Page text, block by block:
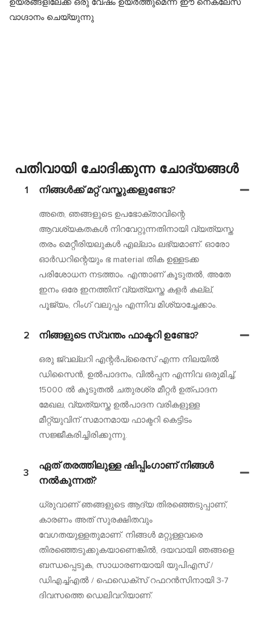
ഉയരങ്ങളിലേക്ക് ഒരു വേഷം ഉയർത്തുമെന്ന് ഈ നെക്ലേസ്
വാഗ്ദാനം ചെയ്യുന്നു
പതിവായി ചോദിക്കുന്ന ചോദ്യങ്ങൾ
1 നിങ്ങൾക്ക് മറ്റ് വസ്തുക്കളുണ്ടോ?
അതെ, ഞങ്ങളുടെ ഉപഭോക്താവിന്റെ
ആവശ്യകതകൾ നിറവേറ്റുന്നതിനായി വ്യത്യസ്ത
തരം മെറ്റീരിയലുകൾ എല്ലാം ലഭ്യമാണ്. ഓരോ
ഓർഡറിന്റെയും ഭ material തിക ഉള്ളടക്ക
പരിശോധന നടത്താം. എന്താണ് കൂടുതൽ, അതേ
ഇനം ഒരേ ഇനത്തിന് വ്യത്യസ്ത കളർ കല്ല്,
പൂജ്യം, റിംഗ് വലുപ്പം എന്നിവ മിശ്യാച്ചേക്കാം.
2 നിങ്ങളുടെ സ്വന്തം ഫാക്ടറി ഉണ്ടോ?
ഒരു ജ്വല്ലറി എന്റർപ്രൈസ് എന്ന നിലയിൽ
ഡിസൈൻ, ഉൽപാദനം, വിൽപ്പന എന്നിവ ഒരുമിച്ച്,
15000 ൽ കൂടുതൽ ചതുരശ്ര മീറ്റർ ഉത്പാദന
മേഖല, വ്യത്യസ്ത ഉൽപാദന വരികളുള്ള
മീറ്റ്യുവിന് സമാനമായ ഫാക്ടറി കെട്ടിടം
സജ്ജീകരിച്ചിരിക്കുന്നു.
3
ഏത് തരത്തിലുള്ള ഷിപ്പിംഗാണ് നിങ്ങൾ
നൽകുന്നത്?
ധ്രുവാണ് ഞങ്ങളുടെ ആദ്യ തിരഞ്ഞെടുപ്പാണ്,
കാരണം അത് സുരക്ഷിതവും
വേഗതയുള്ളതുമാണ്. നിങ്ങൾ മറ്റുള്ളവരെ
തിരഞ്ഞെടുക്കുകയാണെങ്കിൽ, ദയവായി ഞങ്ങളെ
ബന്ധപ്പെടുക, സാധാരണയായി യുപിഎസ് /
ഡിഎച്ച്എൽ / ഫെഡെക്സ് റഫറൻസിനായി 3-7
ദിവസത്തെ ഡെലിവറിയാണ്.